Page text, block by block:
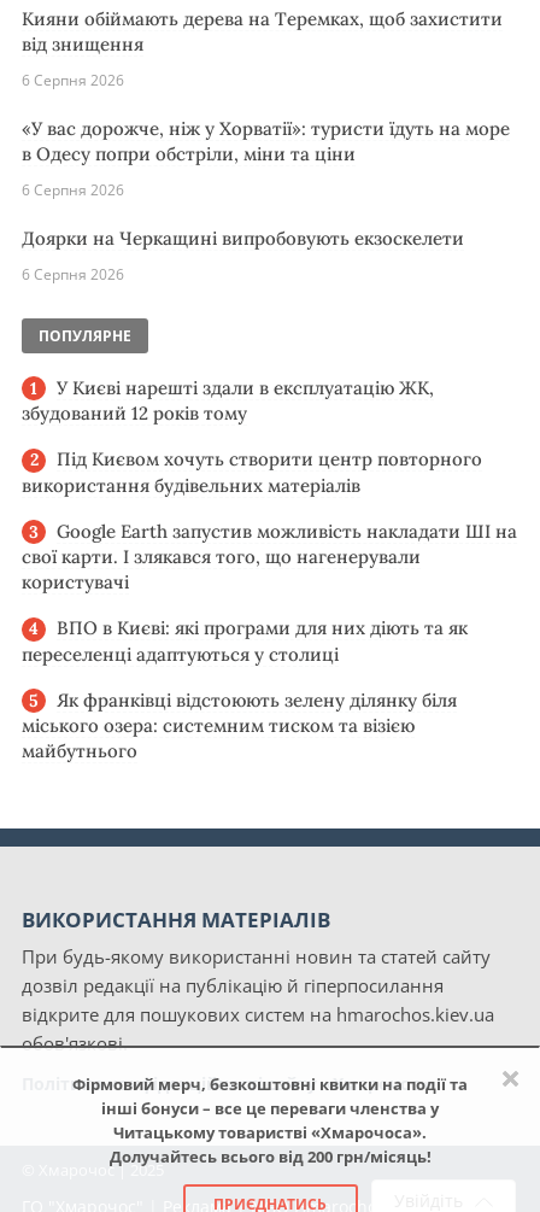
×
Фірмовий мерч, безкоштовні квитки на події та
інші бонуси – все це переваги членства у
Читацькому товаристві «Хмарочоса».
Долучайтесь всього від 200 грн/місяць!
ПРИЄДНАТИСЬ
Кияни обіймають дерева на Теремках, щоб захистити
від знищення
6 Серпня 2026
«У вас дорожче, ніж у Хорватії»: туристи їдуть на море
в Одесу попри обстріли, міни та ціни
6 Серпня 2026
Доярки на Черкащині випробовують екзоскелети
6 Серпня 2026
ПОПУЛЯРНЕ
У Києві нарешті здали в експлуатацію ЖК,
збудований 12 років тому
Під Києвом хочуть створити центр повторного
використання будівельних матеріалів
Google Earth запустив можливість накладати ШІ на
свої карти. І злякався того, що нагенерували
користувачі
ВПО в Києві: які програми для них діють та як
переселенці адаптуються у столиці
Як франківці відстоюють зелену ділянку біля
міського озера: системним тиском та візією
майбутнього
ВИКОРИСТАННЯ МАТЕРІАЛІВ
При будь-якому використанні новин та статей сайту
дозвіл редакції на публікацію й гіперпосилання
відкрите для пошукових систем на hmarochos.kiev.ua
обов'язкові.
Політика конфіденційності сайту «Хмарочос»
© Хмарочос | 2025
Реклама|NGO Hmarochos